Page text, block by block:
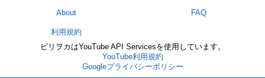
About FAQ
利用規約
ビリヲカはYouTube API Servicesを使用しています。
YouTube利用規約
Googleプライバシーポリシー